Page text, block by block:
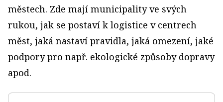
městech. Zde mají municipality ve svých
rukou, jak se postaví k logistice v centrech
měst, jaká nastaví pravidla, jaká omezení, jaké
podpory pro např. ekologické způsoby dopravy
apod.